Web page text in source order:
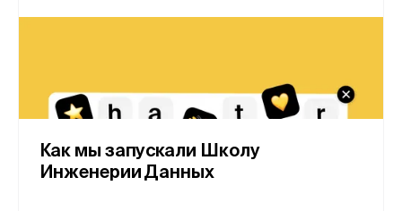
Как мы запускали Школу
Инженерии Данных